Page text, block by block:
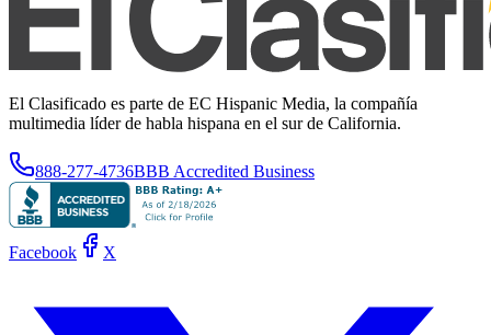
El Clasificado es parte de EC Hispanic Media, la compañía
multimedia líder de habla hispana en el sur de California.
888-277-4736BBB Accredited Business
Facebook X